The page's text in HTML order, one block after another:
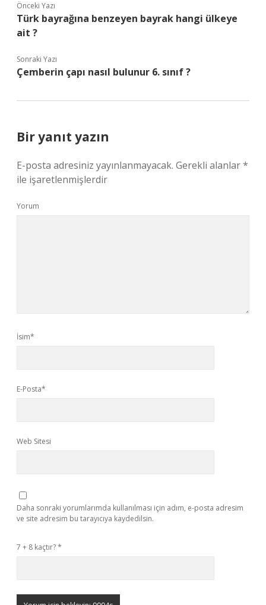
Önceki Yazı
Türk bayrağına benzeyen bayrak hangi ülkeye
ait ?
Sonraki Yazı
Çemberin çapı nasıl bulunur 6. sınıf ?
Bir yanıt yazın
E-posta adresiniz yayınlanmayacak. Gerekli alanlar*
ile işaretlenmişlerdir
Yorum
İsim*
E-Posta*
Web Sitesi
Daha sonraki yorumlarımda kullanılması için adım, e-posta adresim
ve site adresim bu tarayıcıya kaydedilsin.
7 + 8 kaçtır?*